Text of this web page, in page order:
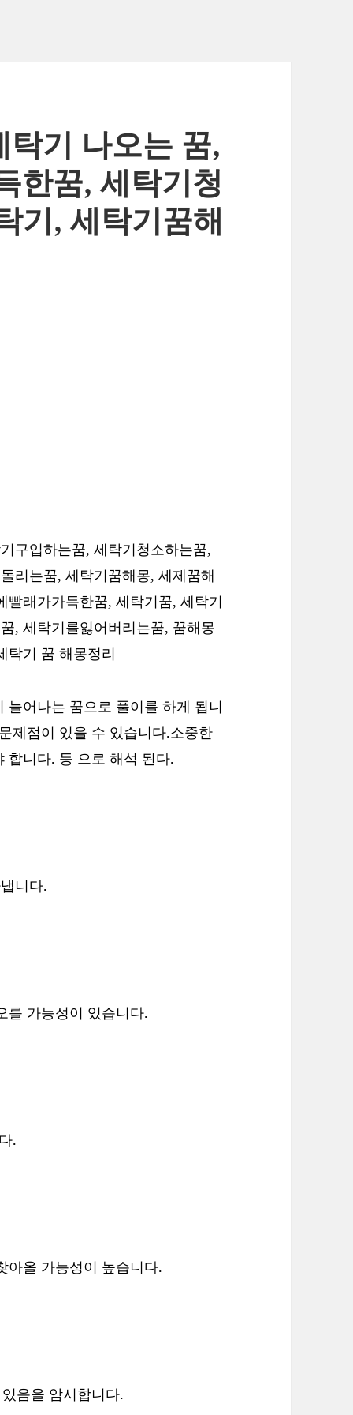
기 나오는 꿈,
한꿈, 세탁기청
기, 세탁기꿈해
구입하는꿈, 세탁기청소하는꿈,
리는꿈, 세탁기꿈해몽, 세제꿈해
래가가득한꿈, 세탁기꿈, 세탁기
, 세탁기를잃어버리는꿈, 꿈해몽
탁기 꿈 해몽정리
어나는 꿈으로 풀이를 하게 됩니
제점이 있을 수 있습니다.소중한
합니다. 등 으로 해석 된다.
니다.
를 가능성이 있습니다.
.
아올 가능성이 높습니다.
음을 암시합니다.